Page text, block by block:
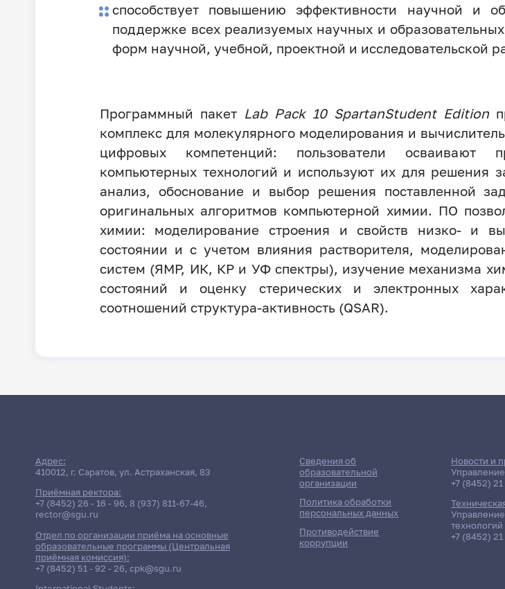
способствует повышению эффективности научной и
поддержке всех реализуемых научных и
форм научной, учебной, проектной и исследовательской
Программный пакет Lab Pack 10 SpartanStudent Edition
комплекс для молекулярного моделирования и
цифровых компетенций: пользователи осваивают
компьютерных технологий и используют их для решения
анализ, обоснование и выбор решения поставленной
оригинальных алгоритмов компьютерной химии. ПО
химии: моделирование строения и свойств низко- и
состоянии и с учетом влияния растворителя,
систем (ЯМР, ИК, КР и УФ спектры), изучение механизма
состояний и оценку стерических и электронных
соотношений структура-активность (QSAR).
Адрес:
410012, г. Саратов, ул. Астраханская, 83
Приёмная ректора:
+7 (8452) 26 - 16 - 96, 8 (937) 811-67-46,
rector@sgu.ru
Отдел по организации приёма на основные
образовательные программы (Центральная
приёмная комиссия):
+7 (8452) 51 - 92 - 26, cpk@sgu.ru
Сведения об
образовательной
организации
Политика обработки
персональных данных
Противодействие
коррупции
Новости и
+7 (8452)
технологий
+7 (8452)